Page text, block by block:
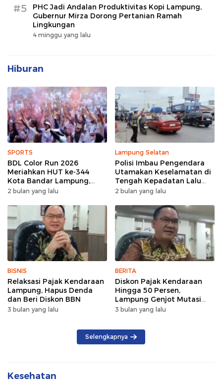
#5
PHC Jadi Andalan Produktivitas Kopi Lampung,
Gubernur Mirza Dorong Pertanian Ramah
Lingkungan
4 minggu yang lalu
Hiburan
SPORTS
BDL Color Run 2026
Meriahkan HUT ke-344
Kota Bandar Lampung,
Wujud Semangat Sehat
2 bulan yang lalu
Lampung Selatan
Polisi Imbau Pengendara
Utamakan Keselamatan di
Tengah Kepadatan Lalu
Lintas Pagi Hari
2 bulan yang lalu
BISNIS
Relaksasi Pajak Kendaraan
Lampung, Hapus Denda
dan Beri Diskon BBN
3 bulan yang lalu
BERITA
Diskon Pajak Kendaraan
Hingga 50 Persen,
Lampung Genjot Mutasi
Kendaraan Luar Daerah
3 bulan yang lalu
Selengkapnya
Kesehatan